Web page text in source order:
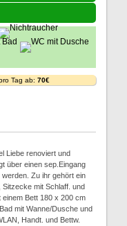
Tag ab: 70€
Liebe renoviert und
über einen sep.Eingang
Zu ihr gehört ein
mit Schlaff. und
Bett 180 x 200 cm
mit Wanne/Dusche und
Handt. und Bettw.